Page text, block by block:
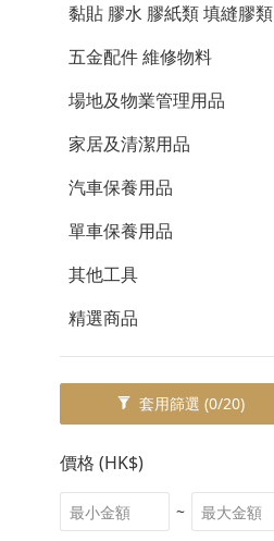
黏貼 膠水 膠紙類 填縫膠類
五金配件 維修物料
場地及物業管理用品
家居及清潔用品
汽車保養用品
單車保養用品
其他工具
精選商品
套用篩選 (0/20)
價格 (HK$)
~